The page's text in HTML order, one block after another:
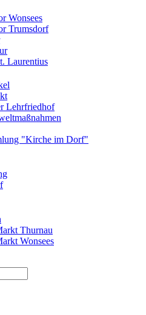
Wonsees
Trumsdorf
Laurentius
Lehrfriedhof
"Kirche im Dorf"
Thurnau
Wonsees